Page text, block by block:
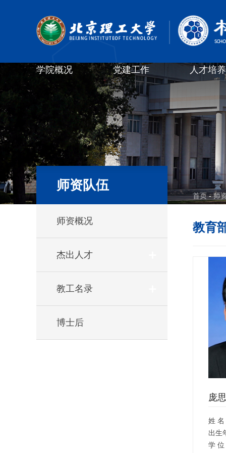
学院概况 党建工作 人才培养
师资队伍
师资概况
杰出人才
教工名录
博士后
首页-师
教育
庞
姓 名
出生
学 位